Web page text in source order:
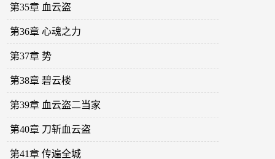
第35章 血云盗
第36章 心魂之力
第37章 势
第38章 碧云楼
第39章 血云盗二当家
第40章 刀斩血云盗
第41章 传遍全城